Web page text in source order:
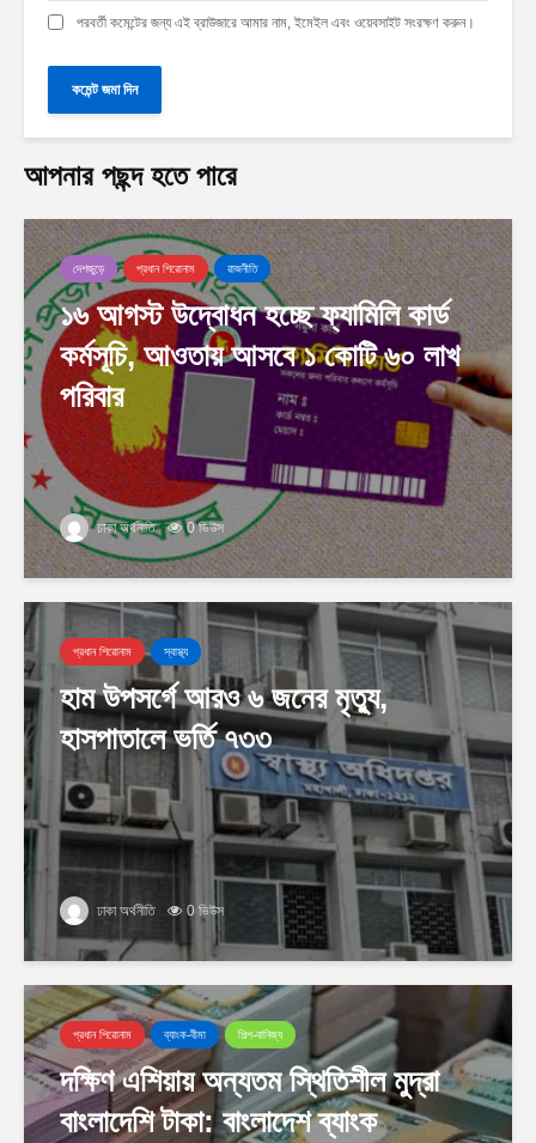
পরবর্তী কমেন্টের জন্য এই ব্রাউজারে আমার নাম, ইমেইল এবং ওয়েবসাইট সংরক্ষণ করুন।
আপনার পছন্দ হতে পারে
দেশজুড়ে প্রধান শিরোনাম রাজনীতি
১৬ আগস্ট উদ্বোধন হচ্ছে ফ্যামিলি কার্ড
কর্মসূচি, আওতায় আসবে ১ কোটি ৬০ লাখ
পরিবার
ঢাকা অর্থনীতি 0 ভিউস
প্রধান শিরোনাম স্বাস্থ্য
হাম উপসর্গে আরও ৬ জনের মৃত্যু,
হাসপাতালে ভর্তি ৭৩৩
ঢাকা অর্থনীতি 0 ভিউস
প্রধান শিরোনাম ব্যাংক-বীমা শিল্প-বানিজ্য
দক্ষিণ এশিয়ায় অন্যতম স্থিতিশীল মুদ্রা
বাংলাদেশি টাকা: বাংলাদেশ ব্যাংক